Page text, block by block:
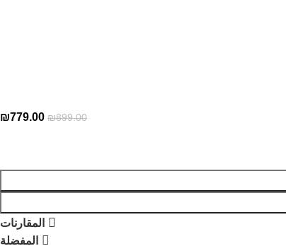
₪899.00
₪779.00
المقارنات
المفضلة